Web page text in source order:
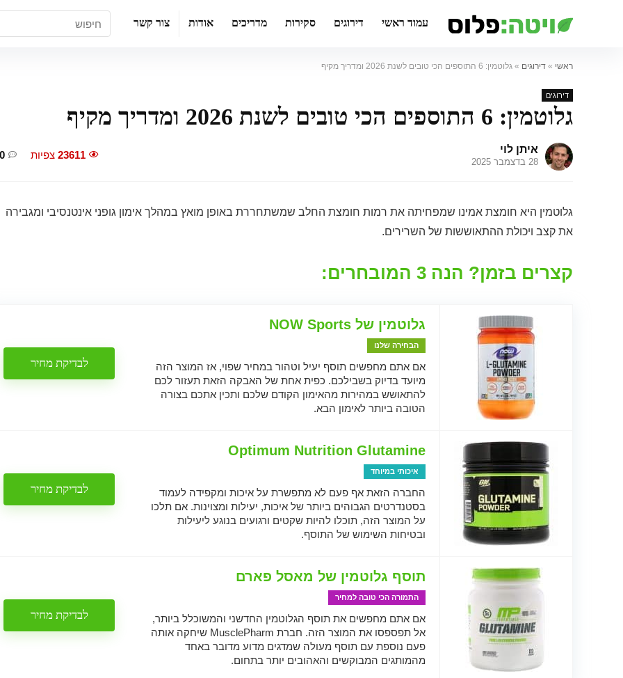
עמוד ראשי דירוגים סקירות מדריכים אודות צור קשר
ראשי » דירוגים » גלוטמין: 6 התוספים הכי טובים לשנת 2026 ומדריך מקיף
דירוגים
גלוטמין: 6 התוספים הכי טובים לשנת 2026 ומדריך מקיף
איתן לוי
28 בדצמבר 2025
23611 צפיות 0
גלוטמין היא חומצת אמינו שמפחיתה את רמות חומצת החלב שמשתחררת באופן מואץ במהלך אימון גופני אינטנסיבי ומגבירה
את קצב ויכולת ההתאוששות של השרירים.
קצרים בזמן? הנה 3 המובחרים:
גלוטמין של NOW Sports
הבחירה שלנו
אם אתם מחפשים תוסף יעיל וטהור במחיר שפוי, אז המוצר הזה
מיועד בדיוק בשבילכם. כפית אחת של האבקה הזאת תעזור לכם
להתאושש במהירות מהאימון הקודם שלכם ותכין אתכם בצורה
הטובה ביותר לאימון הבא.
לבדיקת מחיר
Optimum Nutrition Glutamine
איכותי במיוחד
החברה הזאת אף פעם לא מתפשרת על איכות ומקפידה לעמוד
בסטנדרטים הגבוהים ביותר של איכות, יעילות ומצוינות. אם תלכו
על המוצר הזה, תוכלו להיות שקטים ורגועים בנוגע ליעילות
ובטיחות השימוש של התוסף.
לבדיקת מחיר
תוסף גלוטמין של מאסל פארם
התמורה הכי טובה למחיר
אם אתם מחפשים את תוסף הגלוטמין החדשני והמשוכלל ביותר,
אל תפספסו את המוצר הזה. חברת MusclePharm שיחקה אותה
פעם נוספת עם תוסף מעולה שמדגים מדוע מדובר באחד
מהמותגים המבוקשים והאהובים יותר בתחום.
לבדיקת מחיר